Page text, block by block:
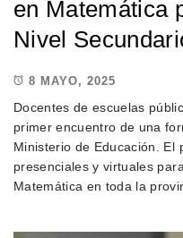
en Matemática
Nivel
8 MAYO, 2025
Docentes de escuelas
primer encuentro de una
Ministerio de Educación. El
presenciales y virtuales
Matemática en toda la